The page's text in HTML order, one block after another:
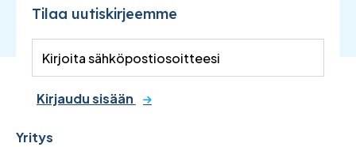
Tilaa uutiskirjeemme
Kirjaudu sisään
Yritys